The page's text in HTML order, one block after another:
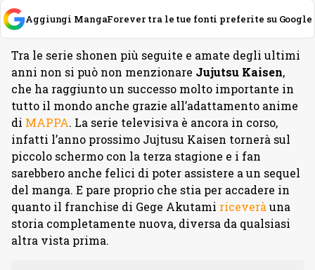
Aggiungi MangaForever tra le tue fonti preferite su Google
Tra le serie shonen più seguite e amate degli ultimi
anni non si può non menzionare Jujutsu Kaisen,
che ha raggiunto un successo molto importante in
tutto il mondo anche grazie all’adattamento anime
di MAPPA. La serie televisiva è ancora in corso,
infatti l’anno prossimo Jujtusu Kaisen tornerà sul
piccolo schermo con la terza stagione e i fan
sarebbero anche felici di poter assistere a un sequel
del manga. E pare proprio che stia per accadere in
quanto il franchise di Gege Akutami riceverà una
storia completamente nuova, diversa da qualsiasi
altra vista prima.